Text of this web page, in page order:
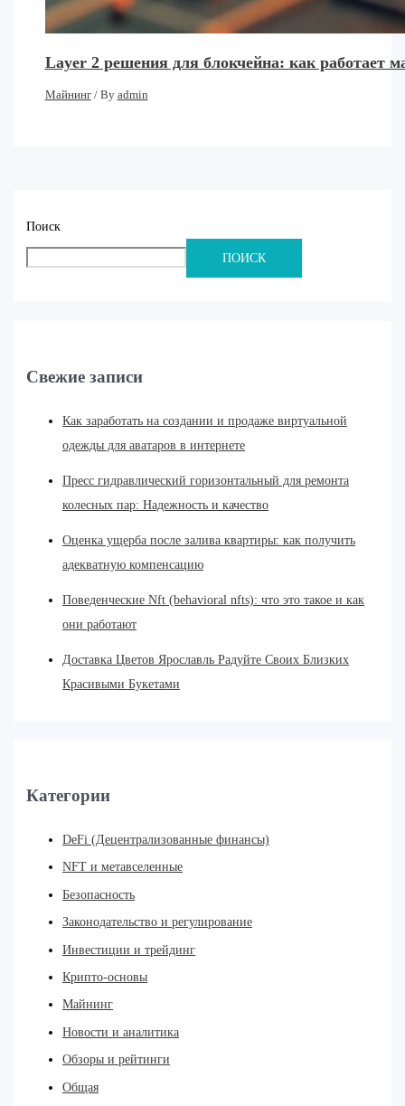
Layer 2 решения для блокчейна: как работает
Майнинг/ By admin
Поиск
ПОИСК
Свежие записи
Как заработать на создании и продаже виртуальной
одежды для аватаров в интернете
Пресс гидравлический горизонтальный для ремонта
колесных пар: Надежность и качество
Оценка ущерба после залива квартиры: как получить
адекватную компенсацию
Поведенческие Nft (behavioral nfts): что это такое и как
они работают
Доставка Цветов Ярославль Радуйте Своих Близких
Красивыми Букетами
Категории
DeFi (Децентрализованные финансы)
NFT и метавселенные
Безопасность
Законодательство и регулирование
Инвестиции и трейдинг
Крипто-основы
Майнинг
Новости и аналитика
Обзоры и рейтинги
Общая